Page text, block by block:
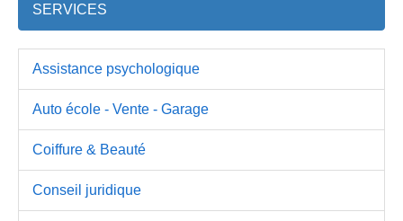
SERVICES
Assistance psychologique
Auto école - Vente - Garage
Coiffure & Beauté
Conseil juridique